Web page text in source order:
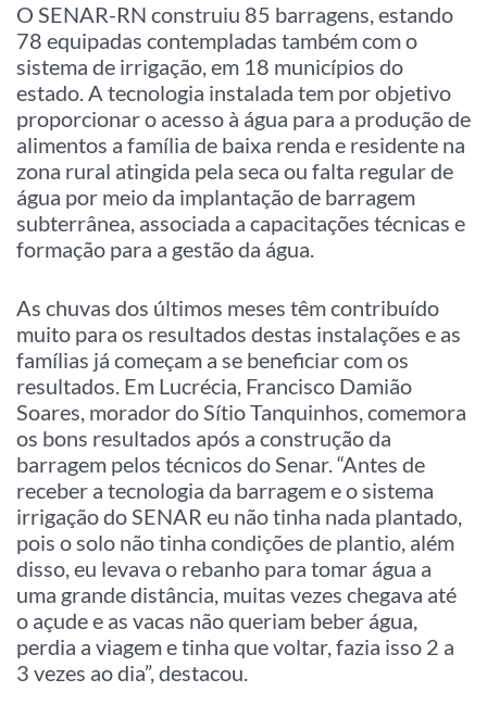
O SENAR-RN construiu 85 barragens, estando
78 equipadas contempladas também com o
sistema de irrigação, em 18 municípios do
estado. A tecnologia instalada tem por objetivo
proporcionar o acesso à água para a produção de
alimentos a família de baixa renda e residente na
zona rural atingida pela seca ou falta regular de
água por meio da implantação de barragem
subterrânea, associada a capacitações técnicas e
formação para a gestão da água.
As chuvas dos últimos meses têm contribuído
muito para os resultados destas instalações e as
famílias já começam a se beneficiar com os
resultados. Em Lucrécia, Francisco Damião
Soares, morador do Sítio Tanquinhos, comemora
os bons resultados após a construção da
barragem pelos técnicos do Senar. “Antes de
receber a tecnologia da barragem e o sistema
irrigação do SENAR eu não tinha nada plantado,
pois o solo não tinha condições de plantio, além
disso, eu levava o rebanho para tomar água a
uma grande distância, muitas vezes chegava até
o açude e as vacas não queriam beber água,
perdia a viagem e tinha que voltar, fazia isso 2 a
3 vezes ao dia”, destacou.